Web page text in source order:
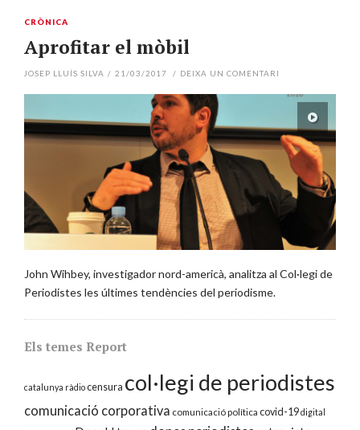
CRÒNICA
Aprofitar el mòbil
JOSEP LLUÍS SILVA / 21/03/2017 / DEIXA UN COMENTARI
John Wihbey, investigador nord-americà, analitza al Col·legi de
Periodistes les últimes tendències del periodisme.
Els temes Report
catalunya ràdiocensura col·legi de periodistes
comunicació corporativa comunicació política covid-19digital